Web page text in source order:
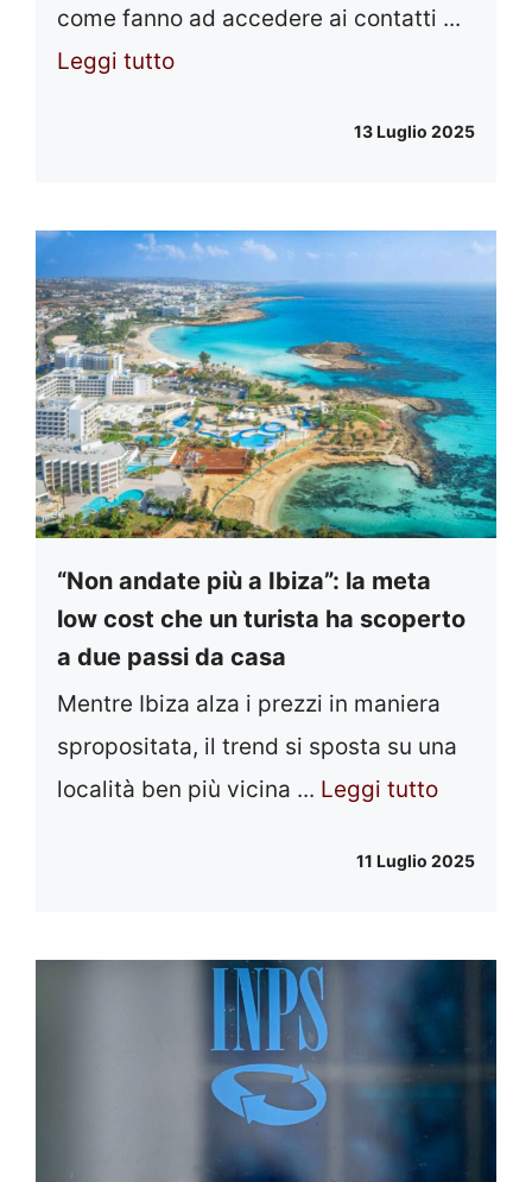
come fanno ad accedere ai contatti ...
Leggi tutto
13 Luglio 2025
“Non andate più a Ibiza”: la meta
low cost che un turista ha scoperto
a due passi da casa
Mentre Ibiza alza i prezzi in maniera
spropositata, il trend si sposta su una
località ben più vicina ... Leggi tutto
11 Luglio 2025